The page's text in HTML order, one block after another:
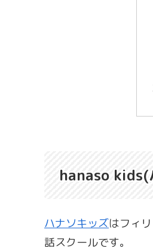
hanaso kids(
ハナソキッズはフィ
話スクールです。